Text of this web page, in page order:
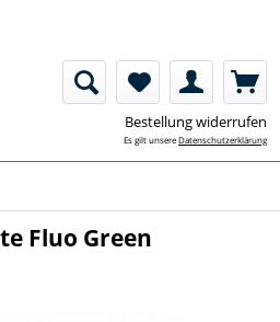
Bestellung widerrufen
Es gilt unsereDatenschutzerklärung
Fluo Green